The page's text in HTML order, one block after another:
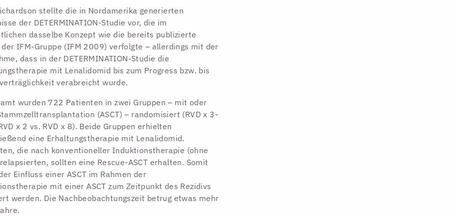
stellte die in Nordamerika generierten
der DETERMINATION-Studie vor, die im
dasselbe Konzept wie die bereits publizierte
der IFM-Gruppe (IFM 2009) verfolgte – allerdings mit der
dass in der DETERMINATION-Studie die
mit Lenalidomid bis zum Progress bzw. bis
verabreicht wurde.
wurden 722 Patienten in zwei Gruppen – mit oder
(ASCT) – randomisiert (RVD x 3-
x 2 vs. RVD x 8). Beide Gruppen erhielten
eine Erhaltungstherapie mit Lenalidomid.
die nach konventioneller Induktionstherapie (ohne
relapsierten, sollten eine Rescue-ASCT erhalten. Somit
Einfluss einer ASCT im Rahmen der
mit einer ASCT zum Zeitpunkt des Rezidivs
werden. Die Nachbeobachtungszeit betrug etwas mehr